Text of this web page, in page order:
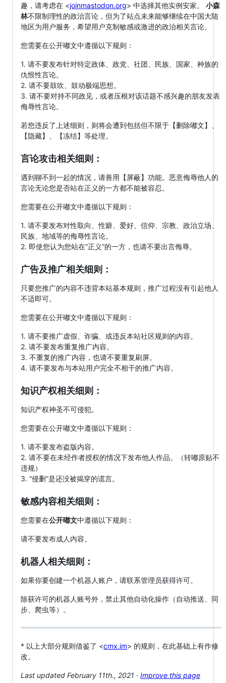
趣，请考虑在 <joinmastodon.org> 中选择其他实例安家。 小森
林不限制理性的政治言论，但为了站点未来能够继续在中国大陆
地区为用户服务，希望用户克制敏感或激进的政治相关言论。
您需要在公开嘟文中遵循以下规则：
1. 请不要发布针对特定政体、政党、社团、民族、国家、种族的
仇恨性言论。
2. 请不要鼓吹、鼓动极端思想。
3. 请不要对持不同政见，或者压根对该话题不感兴趣的朋友发表
侮辱性言论。
若您违反了上述细则，则将会遭到包括但不限于【删除嘟文】、
【隐藏】、【冻结】等处理。
言论攻击相关细则：
遇到聊不到一起的情况，请善用【屏蔽】功能。恶意侮辱他人的
言论无论您是否站在正义的一方都不能被容忍。
您需要在公开嘟文中遵循以下规则：
1. 请不要发布对性取向、性癖、爱好、信仰、宗教、政治立场、
民族、地域等的侮辱性言论。
2. 即使您认为您站在“正义”的一方，也请不要出言侮辱。
广告及推广相关细则：
只要您推广的内容不违背本站基本规则，推广过程没有引起他人
不适即可。
您需要在公开嘟文中遵循以下规则：
1. 请不要推广虚假、诈骗、或违反本站社区规则的内容。
2. 请不要发布重复推广内容。
3. 不重复的推广内容，也请不要重复刷屏。
4. 请不要发布与本站用户完全不相干的推广内容。
知识产权相关细则：
知识产权神圣不可侵犯。
您需要在公开嘟文中遵循以下规则：
1. 请不要发布盗版内容。
2. 请不要在未经作者授权的情况下发布他人作品。（转嘟原贴不
违规）
3. “侵删”是还没被揭穿的谎言。
敏感内容相关细则：
您需要在公开嘟文中遵循以下规则：
请不要发布成人内容。
机器人相关细则：
如果你要创建一个机器人账户，请联系管理员获得许可。
除获许可的机器人账号外，禁止其他自动化操作（自动推送、同
步、爬虫等）。
* 以上大部分规则借鉴了 <cmx.im> 的规则，在此基础上有作修
改。
Last updated February 11th., 2021 · Improve this page